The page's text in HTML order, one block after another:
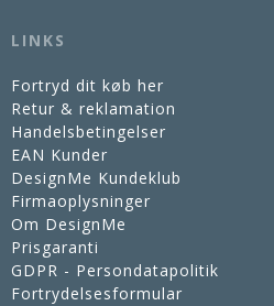
LINKS
Fortryd dit køb her
Retur & reklamation
Handelsbetingelser
EAN Kunder
DesignMe Kundeklub
Firmaoplysninger
Om DesignMe
Prisgaranti
GDPR - Persondatapolitik
Fortrydelsesformular